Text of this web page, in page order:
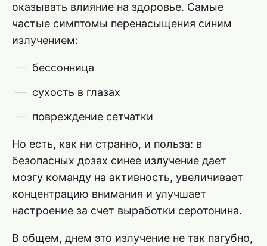
оказывать влияние на здоровье. Самые
частые симптомы перенасыщения синим
излучением:
бессонница
сухость в глазах
повреждение сетчатки
Но есть, как ни странно, и польза: в
безопасных дозах синее излучение дает
мозгу команду на активность, увеличивает
концентрацию внимания и улучшает
настроение за счет выработки серотонина.
В общем, днем это излучение не так пагубно,